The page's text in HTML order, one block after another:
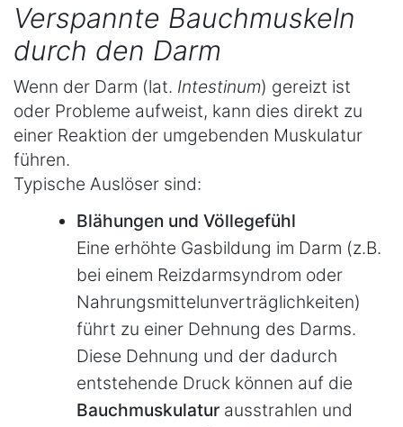
Verspannte Bauchmuskeln
durch den Darm
Wenn der Darm (lat. Intestinum) gereizt ist
oder Probleme aufweist, kann dies direkt zu
einer Reaktion der umgebenden Muskulatur
führen.
Typische Auslöser sind:
Blähungen und Völlegefühl
Eine erhöhte Gasbildung im Darm (z.B.
bei einem Reizdarmsyndrom oder
Nahrungsmittelunverträglichkeiten)
führt zu einer Dehnung des Darms.
Diese Dehnung und der dadurch
entstehende Druck können auf die
Bauchmuskulatur ausstrahlen und